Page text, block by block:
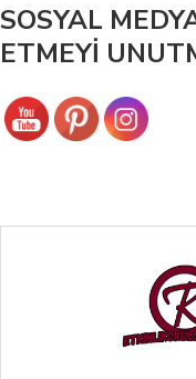
SOSYAL
ETMEYİ